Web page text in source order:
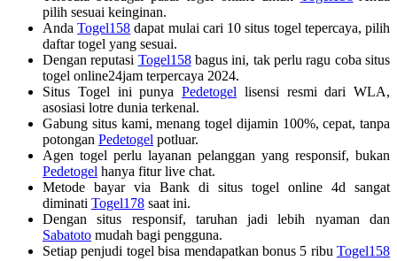
pilih sesuai keinginan.
AndaTogel158 dapat mulai cari 10 situs togel tepercaya, pilih
daftar togel yang sesuai.
Dengan reputasi Togel158bagus ini, tak perlu ragu coba situs
togel online24jam terpercaya 2024.
Situs Togel ini punya Pedetogel lisensi resmi dari WLA,
asosiasi lotre dunia terkenal.
Gabung situs kami, menang togel dijamin 100%, cepat, tanpa
potongan Pedetogel potluar.
Agen togel perlu layanan pelanggan yang responsif, bukan
Pedetogel hanya fitur live chat.
Metode bayar via Bank di situs togel online 4d sangat
diminati Togel178 saat ini.
Dengan situs responsif, taruhan jadi lebih nyaman dan
Sabatoto mudah bagi pengguna.
Setiap penjudi togel bisa mendapatkan bonus 5 ribu Togel158